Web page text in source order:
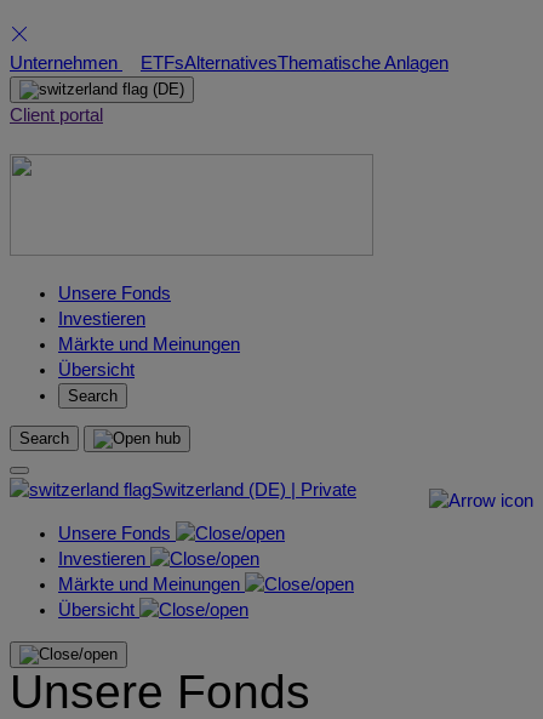
Skip
to
content
Unternehmen ETFsAlternativesThematische Anlagen
(DE)
Client portal
Unsere Fonds
Investieren
Märkte und Meinungen
Übersicht
Search
Search
Switzerland (DE) | Private
Unsere Fonds
Investieren
Märkte und Meinungen
Übersicht
Unsere Fonds